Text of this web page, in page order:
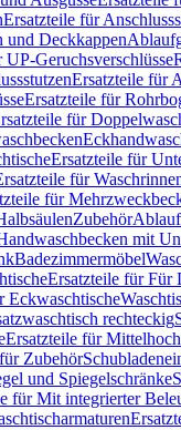
Ersatzteile für
und Deckkappen
UP-Geruchsverschlüsse
Ersatzteile für
Ersatzteile für
für
Ersatzteile für
für
für
Zubehör
mit
Badezimmermöbel
Ersatzteile für Für
Eckwaschtische
rechteckig
Ersatzteile für
Zubehör
und Spiegelschränke
für Mit integrierter